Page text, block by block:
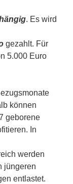
. Es wird
gezahlt. Für
5.000 Euro
können
geborene
In
werden
jüngeren
entlastet.